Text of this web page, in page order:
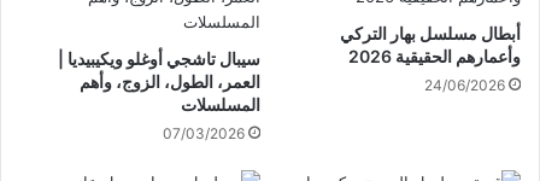
أبطال مسلسل بهار التركي
وأعمارهم الحقيقية 2026
24/06/2026
سيبال تاشجي أوغلو ويكيبيديا |
العمر، الطول، الزوج، وأهم
المسلسلات
07/03/2026